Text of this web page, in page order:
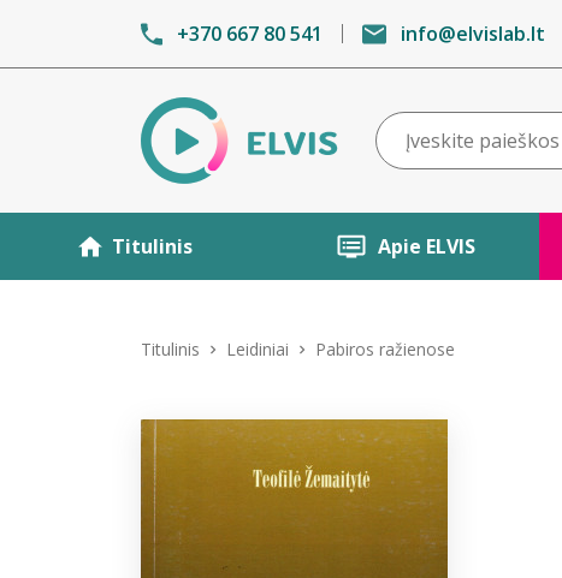
+370 667 80 541 info@elvislab.lt
Titulinis Apie ELVIS
Titulinis Leidiniai Pabiros ražienose